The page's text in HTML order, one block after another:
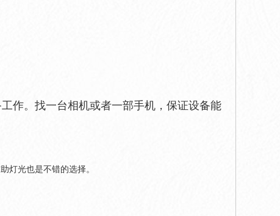
作。找一台相机或者一部手机，保证设备能
灯光也是不错的选择。